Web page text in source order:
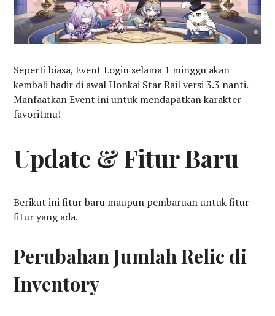
Seperti biasa, Event Login selama 1 minggu akan
kembali hadir di awal Honkai Star Rail versi 3.3 nanti.
Manfaatkan Event ini untuk mendapatkan karakter
favoritmu!
Update & Fitur Baru
Berikut ini fitur baru maupun pembaruan untuk fitur-
fitur yang ada.
Perubahan Jumlah Relic di
Inventory